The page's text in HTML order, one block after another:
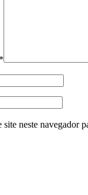
*
neste navegador